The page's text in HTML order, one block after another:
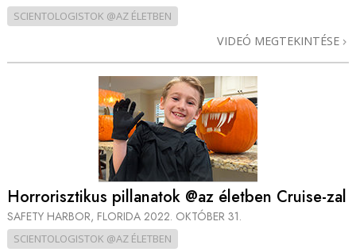
SCIENTOLOGISTOK @AZ ÉLETBEN
VIDEÓ MEGTEKINTÉSE
Horrorisztikus pillanatok @az életben Cruise-zal
SAFETY HARBOR, FLORIDA 2022. OKTÓBER 31.
SCIENTOLOGISTOK @AZ ÉLETBEN